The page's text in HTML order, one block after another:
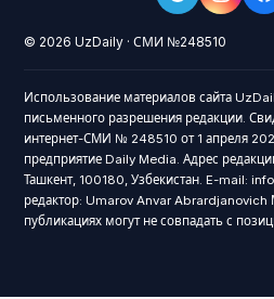
© 2026 UzDaily · СМИ №248510
Использование материалов сайта
письменного разрешения редакции.
интернет-СМИ № 248510 от 1 апреля
предприятие Daily Media. Адрес
Ташкент, 100180, Узбекистан. E-mail:
редактор: Umarov Anvar Abrardjanovich
публикациях могут не совпадать с